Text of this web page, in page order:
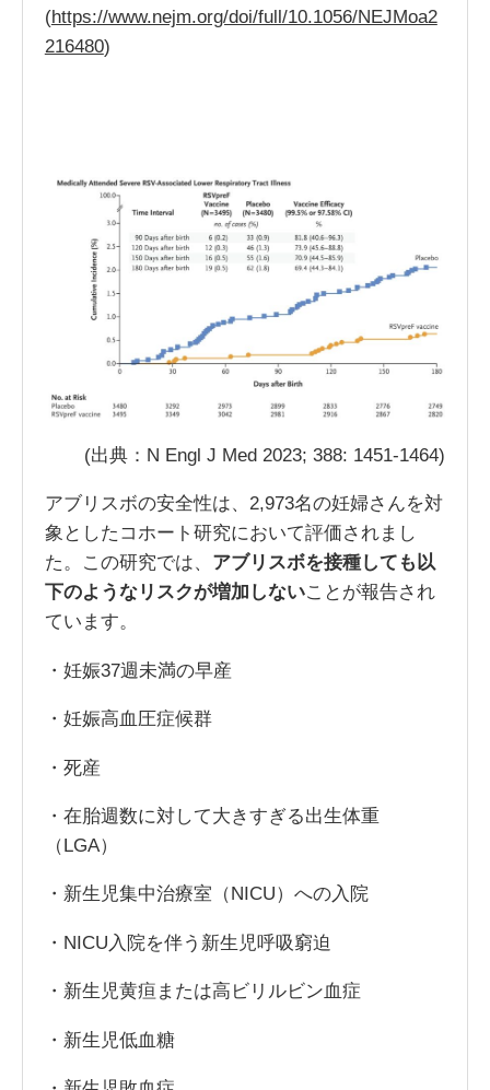
(https://www.nejm.org/doi/full/10.1056/NEJMoa2
216480)
(出典：N Engl J Med 2023; 388: 1451-1464)
アブリスボの安全性は、2,973名の妊婦さんを対
象としたコホート研究において評価されまし
た。この研究では、 アブリスボを接種しても以
下のようなリスクが増加しないことが報告され
ています。
・妊娠37週未満の早産
・妊娠高血圧症候群
・死産
・在胎週数に対して大きすぎる出生体重
（LGA）
・新生児集中治療室（NICU）への入院
・NICU入院を伴う新生児呼吸窮迫
・新生児黄疸または高ビリルビン血症
・新生児低血糖